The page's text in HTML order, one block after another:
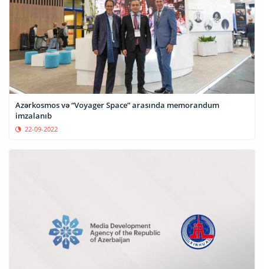
Azərkosmos və “Voyager Space” arasında memorandum
22-09-2022